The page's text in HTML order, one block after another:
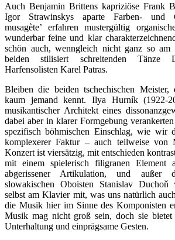
Auch Benjamin Brittens kapriziöse Frank
Igor Strawinskys aparte Farben- und
musagète’ erfahren mustergültig
wunderbar feine und klar
schön auch, wenngleich nicht ganz so
beiden stilisiert schreitenden Tänze
Harfensolisten Karel Patras.
Bleiben die beiden tschechischen Meister,
kaum jemand kennt. Ilya Hurník (1922-
musikantischer Architekt eines
dabei aber in klarer Formgebung
spezifisch böhmischen Einschlag, wie wir
komplexerer Faktur – auch teilweise von
Konzert ist viersätzig, mit entschieden
mit einem spielerisch filigranen Element
abgerissener Artikulation, und außer
slowakischen Oboisten Stanislav
selbst am Klavier mit, was uns natürlich
die Musik hier im Sinne des Komponisten
Musik mag nicht groß sein, doch sie bietet
Unterhaltung und einprägsame Gesten.